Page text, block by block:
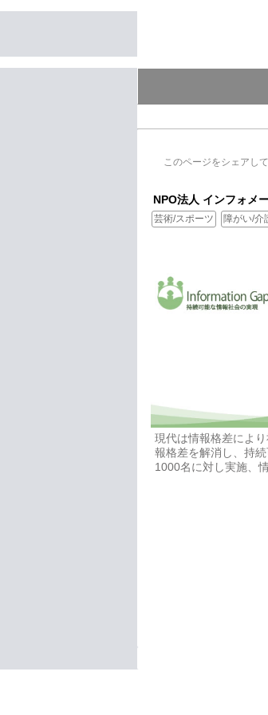
このページをシェアし
NPO法人 インフォメ
芸術/スポーツ 障がい/介
現代は情報格差によ
報格差を解消し、持
1000名に対し実施、